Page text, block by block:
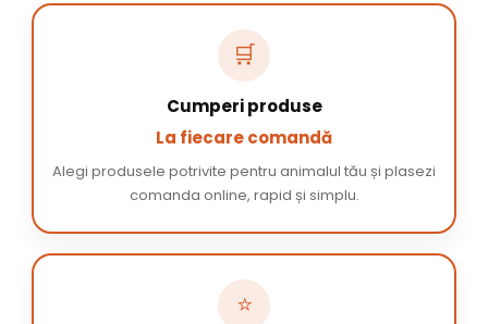
🛒
Cumperi produse
La fiecare comandă
Alegi produsele potrivite pentru animalul tău și plasezi
comanda online, rapid și simplu.
⭐